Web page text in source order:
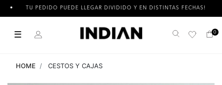
TU PEDIDO PUEDE LLEGAR DIVIDIDO Y EN DISTINTAS FECHAS!
☰ Buscar 0
HOME CESTOS Y CAJAS